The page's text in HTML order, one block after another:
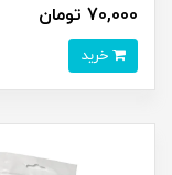
70,000 تومان